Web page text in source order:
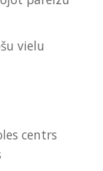
vielu
centrs